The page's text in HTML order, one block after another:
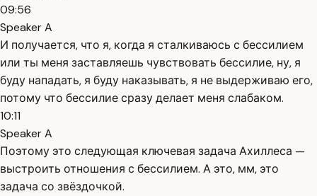
09:56
Speaker A
И получается, что я, когда я сталкиваюсь с бессилием
или ты меня заставляешь чувствовать бессилие, ну, я
буду нападать, я буду наказывать, я не выдерживаю его,
потому что бессилие сразу делает меня слабаком.
10:11
Speaker A
Поэтому это следующая ключевая задача Ахиллеса —
выстроить отношения с бессилием. А это, мм, это
задача со звёздочкой.